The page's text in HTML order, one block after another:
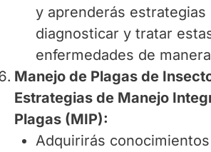
y aprenderás estrategias
diagnosticar y tratar
enfermedades de
Manejo de Plagas de
Estrategias de Manejo
Plagas (MIP):
Adquirirás